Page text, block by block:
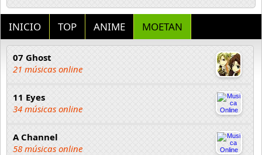
INICIO TOP ANIME MOETAN
07 Ghost
21 músicas online
11 Eyes
34 músicas online
A Channel
58 músicas online